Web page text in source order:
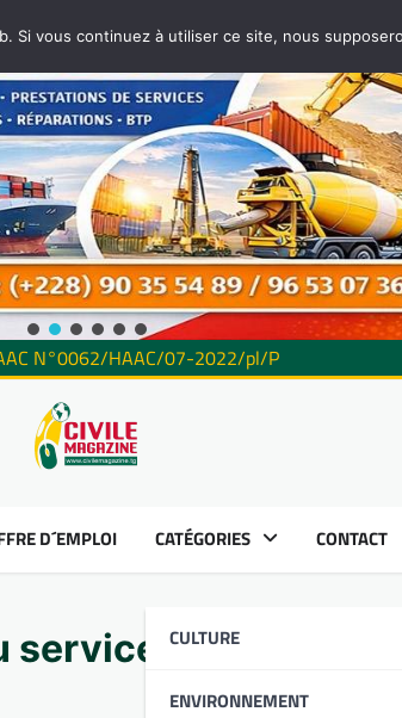
N°0062/HAAC/07-2022/pl/P
D´EMPLOI CATÉGORIES
CULTURE
ENVIRONNEMENT
CONTACT
service des
Si vous continuez à utiliser ce site, nous